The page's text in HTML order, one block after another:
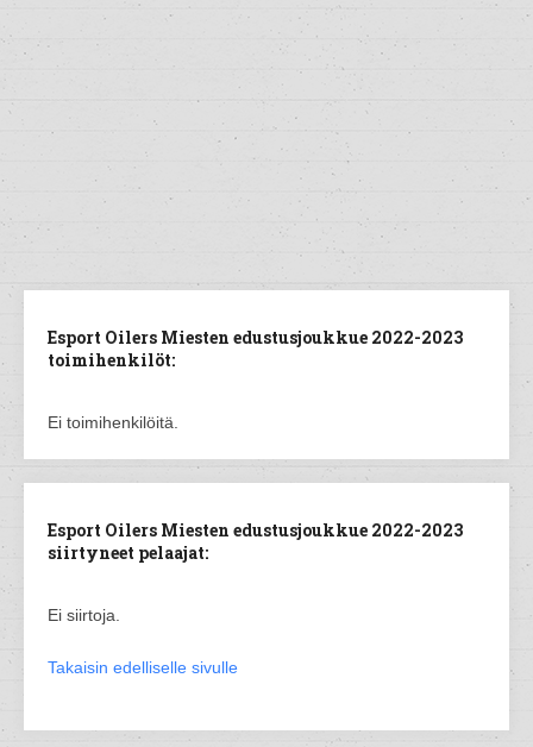
Esport Oilers Miesten edustusjoukkue 2022-2023
toimihenkilöt:
Ei toimihenkilöitä.
Esport Oilers Miesten edustusjoukkue 2022-2023
siirtyneet pelaajat:
Ei siirtoja.
Takaisin edelliselle sivulle